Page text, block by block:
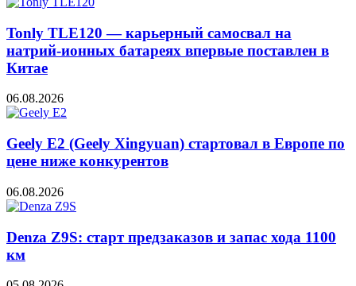
Tonly TLE120 — карьерный самосвал на
натрий-ионных батареях впервые поставлен в
Китае
06.08.2026
Geely E2 (Geely Xingyuan) стартовал в Европе по
цене ниже конкурентов
06.08.2026
Denza Z9S: старт предзаказов и запас хода 1100
км